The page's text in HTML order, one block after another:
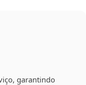
garantindo